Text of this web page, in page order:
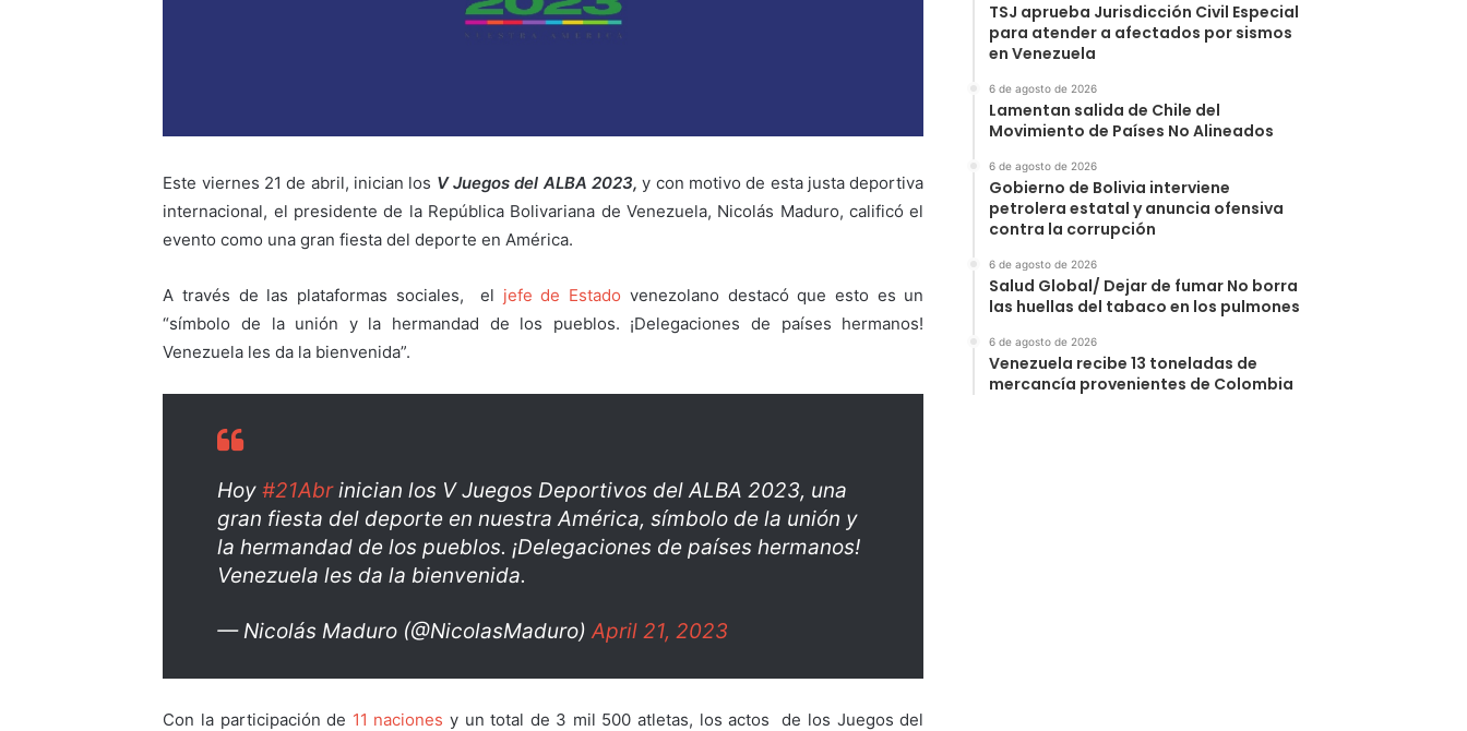
Este viernes 21 de abril, inician los V Juegos del ALBA 2023, y con motivo de esta justa deportiva
internacional, el presidente de la República Bolivariana de Venezuela, Nicolás Maduro, calificó el
evento como una gran fiesta del deporte en América.
A través de las plataformas sociales, el jefe de Estado venezolano destacó que esto es un
“símbolo de la unión y la hermandad de los pueblos. ¡Delegaciones de países hermanos!
Venezuela les da la bienvenida”.
Hoy#21Abrinician los V Juegos Deportivos del ALBA 2023, una
gran fiesta del deporte en nuestra América, símbolo de la unión y
la hermandad de los pueblos. ¡Delegaciones de países hermanos!
Venezuela les da la bienvenida.
— Nicolás Maduro (@NicolasMaduro)April 21, 2023
Con la participación de 11 naciones y un total de 3 mil 500 atletas, los actos de los Juegos del
TSJ aprueba Jurisdicción Civil Especial
para atender a afectados por sismos
en Venezuela
6 de agosto de 2026
Lamentan salida de Chile del
Movimiento de Países No Alineados
6 de agosto de 2026
Gobierno de Bolivia interviene
petrolera estatal y anuncia ofensiva
contra la corrupción
6 de agosto de 2026
Salud Global/ Dejar de fumar No borra
las huellas del tabaco en los pulmones
6 de agosto de 2026
Venezuela recibe 13 toneladas de
mercancía provenientes de Colombia